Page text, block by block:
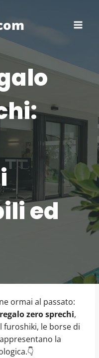
ed
ormai al passato:
zero sprechi,
furoshiki, le borse di
la